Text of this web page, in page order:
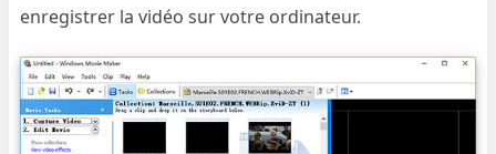
enregistrer la vidéo sur votre ordinateur.